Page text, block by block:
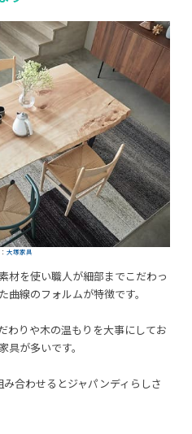
大塚家具
材を使い職人が細部までこだわっ
線のフォルムが特徴です。
わりや木の温もりを大事にしてお
が多いです。
合わせるとジャパンディらしさ